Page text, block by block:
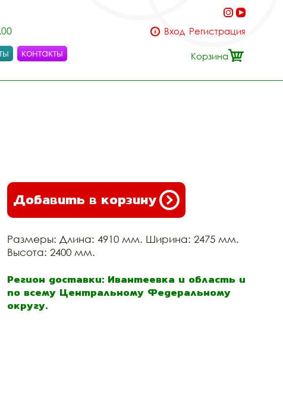
контакты
Вход Регистрация
Корзина
Добавить в корзину
Размеры: Длина: 4910 мм. Ширина: 2475 мм.
Высота: 2400 мм.
Регион доставки: Ивантеевка и область и
по всему Центральному Федеральному
округу.